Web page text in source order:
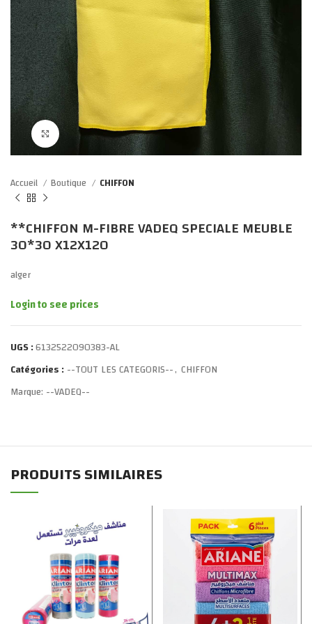
Click to enlarge
Accueil Boutique CHIFFON
**CHIFFON M-FIBRE VADEQ SPECIALE MEUBLE
30*30 X12X120
alger
Login to see prices
UGS :6132522090383-AL
Catégories :--TOUT LES CATEGORIS--, CHIFFON
Marque: --VADEQ--
PRODUITS SIMILAIRES